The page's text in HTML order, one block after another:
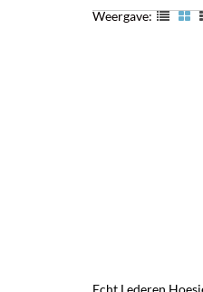
Weergave:
Echt Lederen